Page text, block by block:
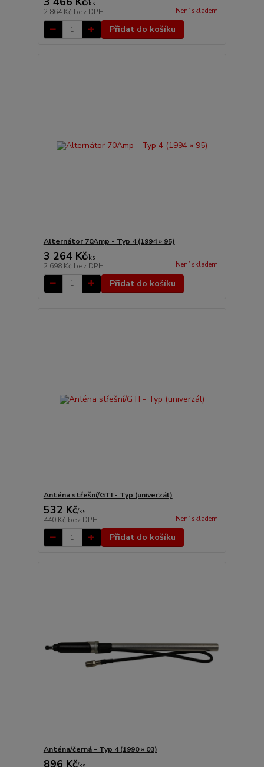
/ks
2 864 Kč bez DPH Není skladem
Přidat do košíku
Alternátor 70Amp - Typ 4 (1994 » 95)
3 264 Kč/ks
2 698 Kč bez DPH Není skladem
Přidat do košíku
Anténa střešní/GTI - Typ (univerzál)
532 Kč/ks
440 Kč bez DPH Není skladem
Přidat do košíku
Anténa/černá - Typ 4 (1990 » 03)
896 Kč